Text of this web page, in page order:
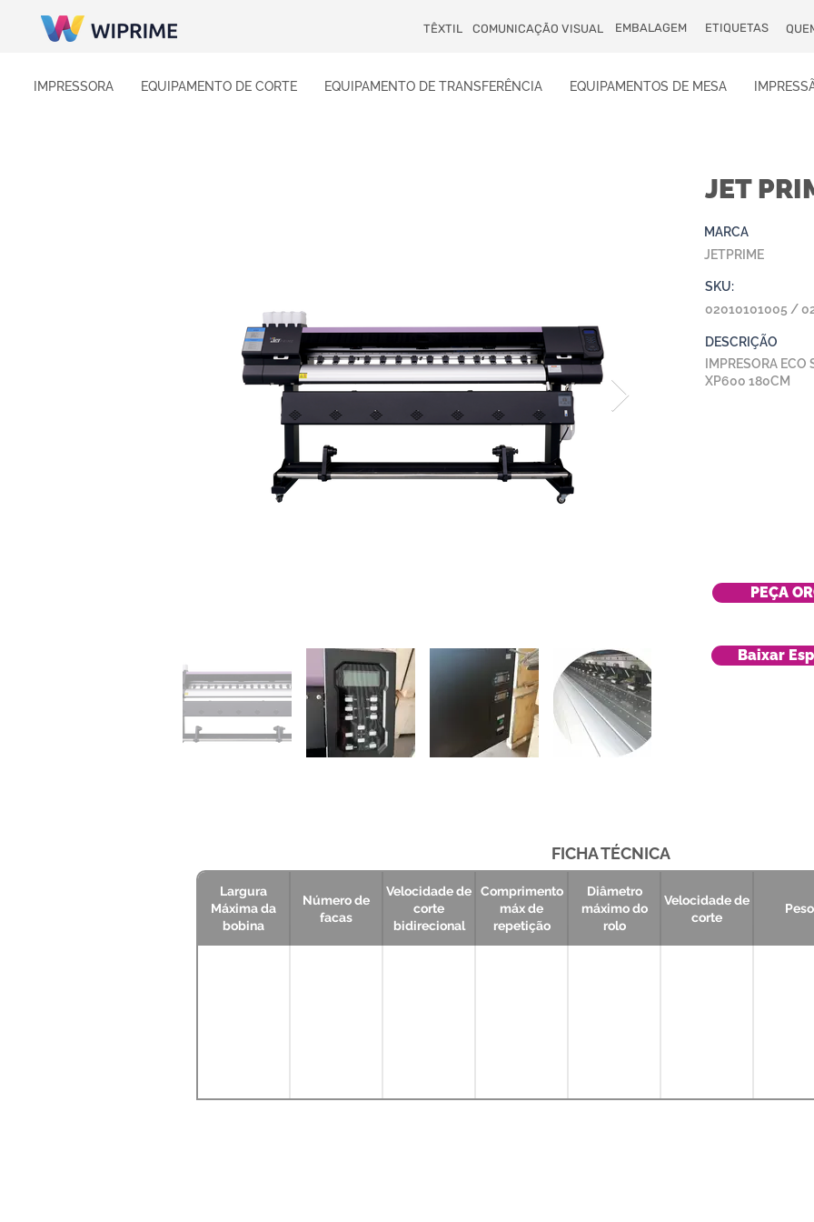
TÊXTIL COMUNICAÇÃO VISUAL EMBALAGEM ETIQUETAS
IMPRESSORA EQUIPAMENTO DE CORTE EQUIPAMENTO DE TRANSFERÊNCIA EQUIPAMENTOS DE MESA
JET
MARCA
JETPRIME
SKU:
02010101005 /
DESCRIÇÃO
IMPRESORA
XP600 180CM
PEÇA
Baixar
FICHA TÉCNICA
Largura
Máxima da
bobina
Número de
facas
Velocidade de
corte
bidirecional
Comprimento
máx de
repetição
Diâmetro
máximo do
rolo
Velocidade de
corte
Peso